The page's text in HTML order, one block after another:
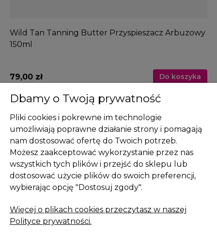
Wild Tan Tanning Butter Przyspieszacz Arbuzowy
150ml
79,00 zł Do koszyka
Pomoc
Moje konto
Płatności i dostawa
Informacje
O nas
Dbamy o Twoją prywatność
Pliki cookies i pokrewne im technologie
umożliwiają poprawne działanie strony i pomagają
nam dostosować ofertę do Twoich potrzeb.
Możesz zaakceptować wykorzystanie przez nas
wszystkich tych plików i przejść do sklepu lub
dostosować użycie plików do swoich preferencji,
wybierając opcję "Dostosuj zgody".
Więcej o plikach cookies przeczytasz w naszej
Polityce prywatności.